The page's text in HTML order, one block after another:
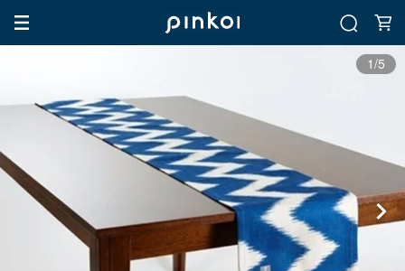
1/5